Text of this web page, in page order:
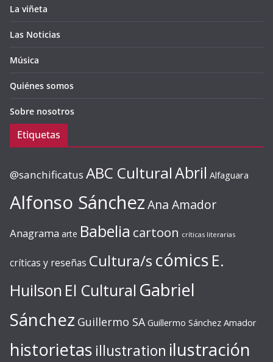
La viñeta
Las Noticias
Música
Quiénes somos
Sobre nosotros
Etiquetas
@sanchificatus ABC CulturalAbril Alfaguara
Alfonso SánchezAna Amador
Anagrama arte Babelia cartoon críticas literarias
críticas y reseñas Cultura/s cómics E.
Huilson El Cultural Gabriel
Sánchez Guillermo SA Guillermo Sánchez Amador
historietas illustration ilustración